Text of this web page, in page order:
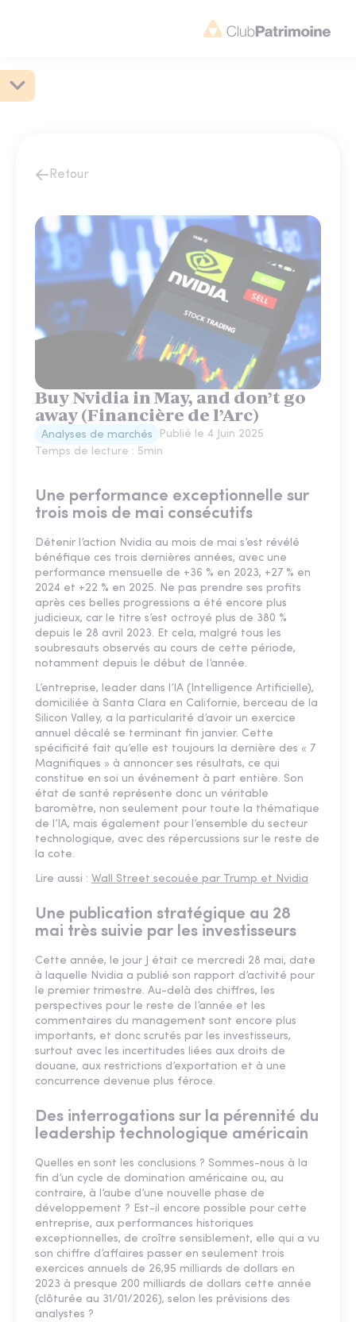
Retour
Buy Nvidia in May, and don’t go
away (Financière de l’Arc)
Analyses de marchés Publié le 4 Juin 2025
Temps de lecture : 5min
Une performance exceptionnelle sur
trois mois de mai consécutifs
Détenir l’action Nvidia au mois de mai s’est révélé
bénéfique ces trois dernières années, avec une
performance mensuelle de +36 % en 2023, +27 % en
2024 et +22 % en 2025. Ne pas prendre ses profits
après ces belles progressions a été encore plus
judicieux, car le titre s’est octroyé plus de 380 %
depuis le 28 avril 2023. Et cela, malgré tous les
soubresauts observés au cours de cette période,
notamment depuis le début de l’année.
L’entreprise, leader dans l’IA (Intelligence Artificielle),
domiciliée à Santa Clara en Californie, berceau de la
Silicon Valley, a la particularité d’avoir un exercice
annuel décalé se terminant fin janvier. Cette
spécificité fait qu’elle est toujours la dernière des « 7
Magnifiques » à annoncer ses résultats, ce qui
constitue en soi un événement à part entière. Son
état de santé représente donc un véritable
baromètre, non seulement pour toute la thématique
de l’IA, mais également pour l’ensemble du secteur
technologique, avec des répercussions sur le reste de
la cote.
Lire aussi : Wall Street secouée par Trump et Nvidia
Une publication stratégique au 28
mai très suivie par les investisseurs
Cette année, le jour J était ce mercredi 28 mai, date
à laquelle Nvidia a publié son rapport d’activité pour
le premier trimestre. Au-delà des chiffres, les
perspectives pour le reste de l’année et les
commentaires du management sont encore plus
importants, et donc scrutés par les investisseurs,
surtout avec les incertitudes liées aux droits de
douane, aux restrictions d’exportation et à une
concurrence devenue plus féroce.
Des interrogations sur la pérennité du
leadership technologique américain
Quelles en sont les conclusions ? Sommes-nous à la
fin d’un cycle de domination américaine ou, au
contraire, à l’aube d’une nouvelle phase de
développement ? Est-il encore possible pour cette
entreprise, aux performances historiques
exceptionnelles, de croître sensiblement, elle qui a vu
son chiffre d’affaires passer en seulement trois
exercices annuels de 26,95 milliards de dollars en
2023 à presque 200 milliards de dollars cette année
(clôturée au 31/01/2026), selon les prévisions des
analystes ?